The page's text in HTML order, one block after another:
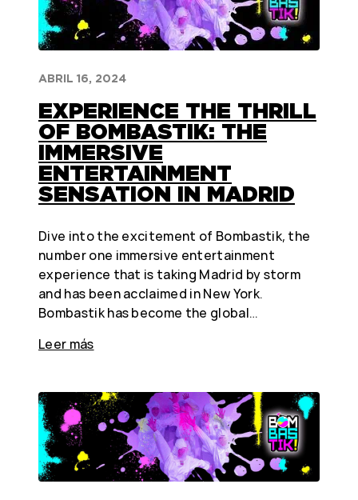
ABRIL 16, 2024
EXPERIENCE THE THRILL
OF BOMBASTIK: THE
IMMERSIVE
ENTERTAINMENT
SENSATION IN MADRID
Dive into the excitement of Bombastik, the
number one immersive entertainment
experience that is taking Madrid by storm
and has been acclaimed in New York.
Bombastik has become the global…
Leer más